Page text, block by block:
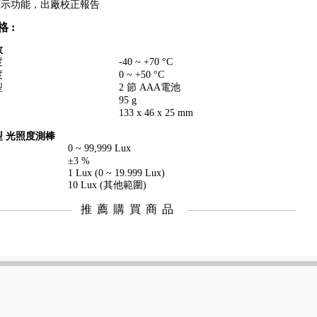
功能，出廠校正報告
:
-40 ~ +70 °C
0 ~ +50 °C
2 節 AAA電池
95 g
133 x 46 x 25 mm
光照度測棒
0 ~ 99,999 Lux
±3 %
1 Lux (0 ~ 19.999 Lux)
10 Lux (其他範圍)
推薦購買商品